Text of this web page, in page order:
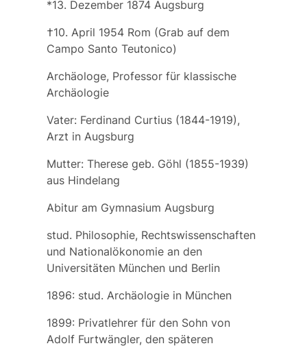
*13. Dezember 1874 Augsburg
†10. April 1954 Rom (Grab auf dem
Campo Santo Teutonico)
Archäologe, Professor für klassische
Archäologie
Vater: Ferdinand Curtius(1844-1919),
Arzt in Augsburg
Mutter: Theresegeb. Göhl (1855-1939)
aus Hindelang
Abitur am Gymnasium Augsburg
stud. Philosophie, Rechtswissenschaften
und Nationalökonomie an den
Universitäten München und Berlin
1896: stud. Archäologie in München
1899: Privatlehrer für den Sohn von
Adolf Furtwängler, den späteren